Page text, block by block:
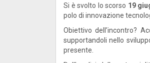
Si è svolto lo scorso 19
polo di innovazione
Obiettivo dell’incontro?
supportandoli nello
presente.